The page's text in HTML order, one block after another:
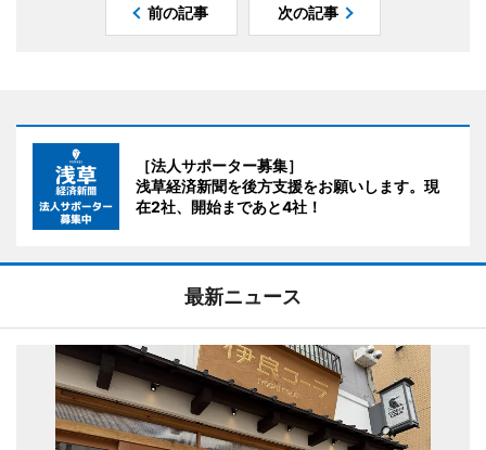
前の記事 次の記事
［法人サポーター募集］
浅草経済新聞を後方支援をお願いします。現
在2社、開始まであと4社！
最新ニュース